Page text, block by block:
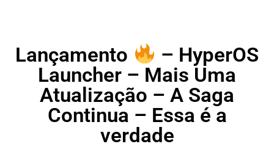
Lançamento
– HyperOS
Launcher – Mais Uma
Atualização – A Saga
Continua – Essa é a
verdade